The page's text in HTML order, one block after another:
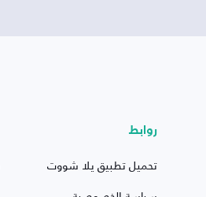
روابط
تحميل تطبيق يلا شووت